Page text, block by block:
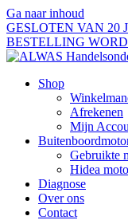
Ga naar inhoud
GESLOTEN VAN 20
BESTELLING
Shop
Afrekenen
Mijn
Gebruikte
Hidea
Diagnose
Over ons
Contact